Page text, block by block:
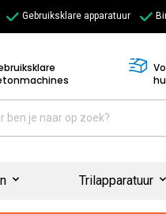
Gebruiksklare apparatuur
Trilapparatuur